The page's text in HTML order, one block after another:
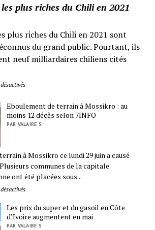
plus riches du Chili en 2021
plus riches du Chili en 2021 sont
du grand public. Pourtant, ils
neuf milliardaires chiliens cités
Eboulement de terrain à Mossikro : au
moins 12 décès selon 7INFO
PAR VALAIRE S
à Mossikro ce lundi 29 juin a causé
communes de la capitale
ont été placées sous...
Les prix du super et du gasoil en Côte
d’Ivoire augmentent en mai
PAR VALAIRE S